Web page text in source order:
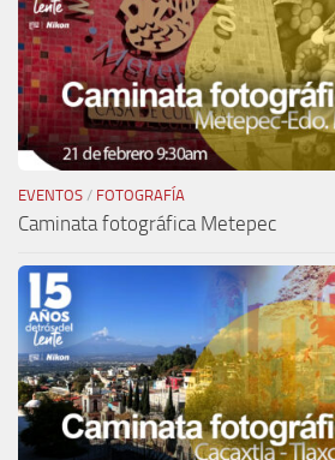
EVENTOS / FOTOGRAFÍA
Caminata fotográfica Metepec